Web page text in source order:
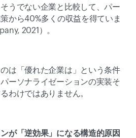
うでない企業と比較して、パー
から40%多くの収益を得ていま
2021）。
は「優れた企業は」という条件
ーソナライゼーションの実装そ
わけではありません。
が「逆効果」になる構造的原因